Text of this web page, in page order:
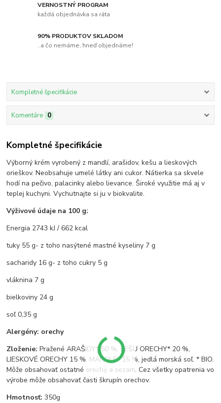
VERNOSTNÝ PROGRAM
každá objednávka sa ráta
90% PRODUKTOV SKLADOM
..a čo nemáme, hneď objednáme!
Kompletné špecifikácie
Komentáre 0
Kompletné špecifikácie
Výborný krém vyrobený z mandlí, arašidov, kešu a lieskových
orieškov. Neobsahuje umelé látky ani cukor. Nátierka sa skvele
hodí na pečivo, palacinky alebo lievance. Široké využitie má aj v
teplej kuchyni. Vychutnajte si ju v biokvalite.
Výživové údaje na 100 g:
Energia 2743 kJ / 662 kcal
tuky 55 g- z toho nasýtené mastné kyseliny 7 g
sacharidy 16 g- z toho cukry 5 g
vláknina 7 g
bielkoviny 24 g
soľ 0,35 g
Alergény: orechy
Zloženie:Pražené ARAŠIDY* 50 %, KEŠU ORECHY* 20 %,
LIESKOVÉ ORECHY 15 %, MANDLE* 15 %, jedlá morská soľ. * BIO.
Môže obsahovať ostatné orechy a sezam. Cez všetky opatrenia vo
výrobe môže obsahovať časti škrupín orechov.
Hmotnosť:350g